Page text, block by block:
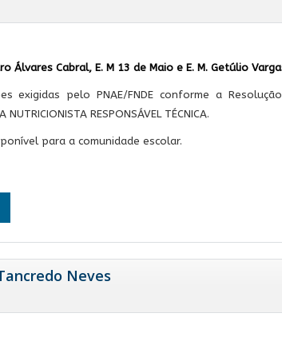
Álvares Cabral, E. M 13 de Maio e E. M. Getúlio
exigidas pelo PNAE/FNDE conforme a
NUTRICIONISTA RESPONSÁVEL TÉCNICA.
para a comunidade escolar.
Neves